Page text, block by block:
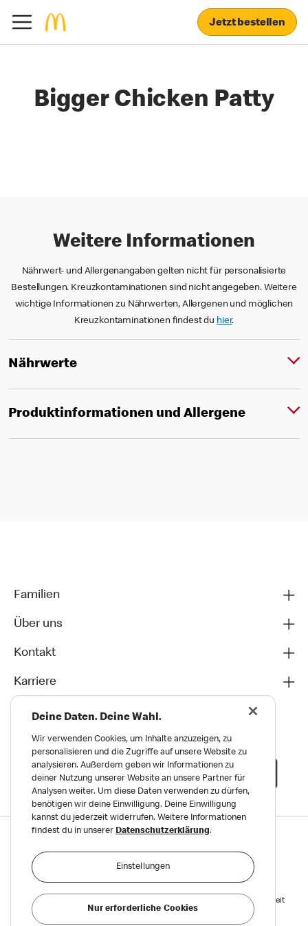
Jetzt bestellen
Bigger Chicken Patty
Weitere Informationen
Nährwert- und Allergenangaben gelten nicht für personalisierte
Bestellungen. Kreuzkontaminationen sind nicht angegeben. Weitere
wichtige Informationen zu Nährwerten, Allergenen und möglichen
Kreuzkontaminationen findest du hier.
Nährwerte
Produktinformationen und Allergene
Familien
Über uns
Kontakt
Karriere
Datenschutz
Reports on Human and Environmental Rights Erklärung zur Barrierefreiheit
Deine Daten. Deine Wahl.
Wir verwenden Cookies, um Inhalte anzuzeigen, zu
personalisieren und die Zugriffe auf unsere Website zu
analysieren. Außerdem geben wir Informationen zu
deiner Nutzung unserer Website an unsere Partner für
Analysen weiter. Um diese Daten verwenden zu dürfen,
benötigen wir deine Einwilligung. Deine Einwilligung
kannst du jederzeit widerrufen. Weitere Informationen
findest du in unserer Datenschutzerklärung.
Einstellungen
Nur erforderliche Cookies